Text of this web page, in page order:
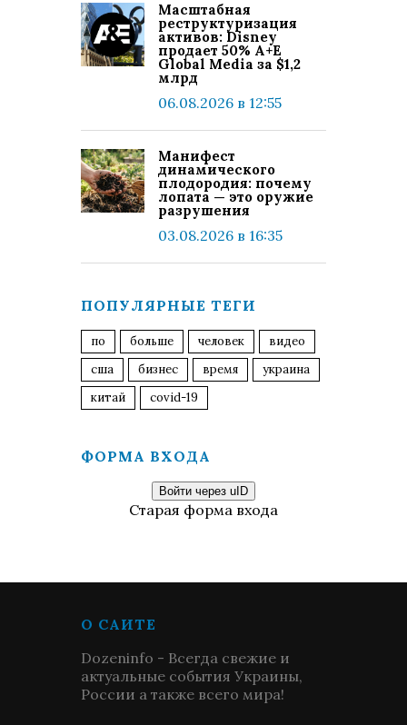
Масштабная
реструктуризация
активов: Disney
продает 50% A+E
Global Media за $1,2
млрд
06.08.2026 в 12:55
Манифест
динамического
плодородия: почему
лопата — это оружие
разрушения
03.08.2026 в 16:35
ПОПУЛЯРНЫЕ ТЕГИ
по больше человек
видео
сша
бизнес время
украина
китай
covid-19
ФОРМА ВХОДА
Войти через uID
Старая форма входа
О САЙТЕ
Dozeninfo - Всегда свежие и
актуальные события Украины,
России а также всего мира!